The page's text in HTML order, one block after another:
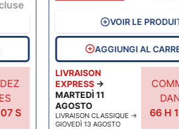
07S
LIVRAISON
EXPRESS →
MARTEDÌ 11
AGOSTO
LIVRAISON CLASSIQUE →
GIOVEDÌ 13 AGOSTO
66H
VOIR LE
AGGIUNGI AL